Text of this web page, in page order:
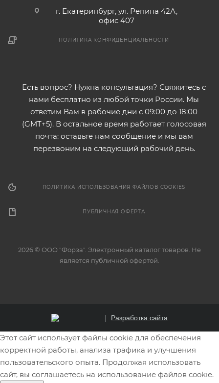
г. Екатеринбург, ул. Репина 42А,
офис 407
ПОЛИТИКА КОНФИДЕНЦИАЛЬНОСТИ
Есть вопрос? Нужна консультация? Свяжитесь с
нами бесплатно из любой точки России. Мы
ответим Вам в рабочие дни с 09:00 до 18:00
(GMT+5). В остальное время работает голосовая
почта: оставьте нам сообщение и мы вам
перезвоним на следующий рабочий день.
ПОЛИТИКА ИСПОЛЬЗОВАНИЯ ФАЙЛОВ COOKIES
ПУБЛИЧНАЯ ОФЕРТА
2026 © ООО "Форза". Электронный каталог товаров. Не
является публичной офертой.
Разработка сайта
Этот сайт использует файлы cookie для обеспечения
корректной работы, анализа трафика и улучшения
пользовательского опыта. Продолжая использовать
сайт, вы соглашаетесь на использование файлов cookie.